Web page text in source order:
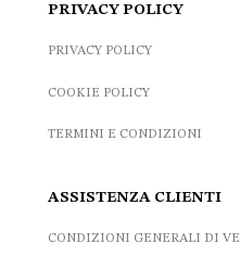
PRIVACY POLICY
PRIVACY POLICY
COOKIE POLICY
TERMINI E CONDIZIONI
ASSISTENZA CLIENTI
CONDIZIONI GENERALI DI